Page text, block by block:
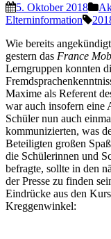
5. Oktober 2018
Elterninformation
Wie bereits
gestern das France
Lerngruppen konnten
Maxime als Referent
war auch insofern eine
Schüler nun auch
kommunizierten, was
Beteiligten großen
die Schülerinnen und
befragte, sollte in den
der Presse zu finden
Eindrücke aus den
Kreggenwinkel: